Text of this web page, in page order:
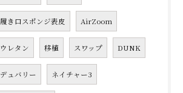
履き口スポンジ表皮 AirZoom
ウレタン 移植 スワップ DUNK
デュバリー ネイチャー3